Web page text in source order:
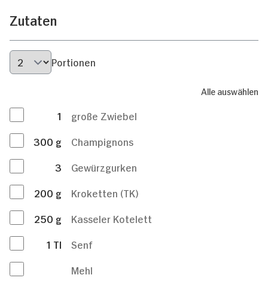
Zutaten
Portionen
Alle auswählen
1
große Zwiebel
300 g
Champignons
3
Gewürzgurken
200 g
Kroketten (TK)
250 g
Kasseler Kotelett
1 Tl
Senf
Mehl